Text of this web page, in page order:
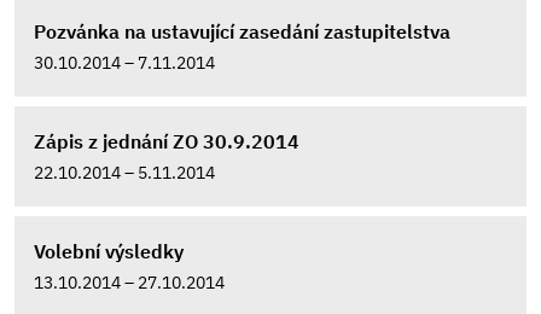
Pozvánka na ustavující zasedání zastupitelstva
30.10.2014 – 7.11.2014
Zápis z jednání ZO 30.9.2014
22.10.2014 – 5.11.2014
Volební výsledky
13.10.2014 – 27.10.2014